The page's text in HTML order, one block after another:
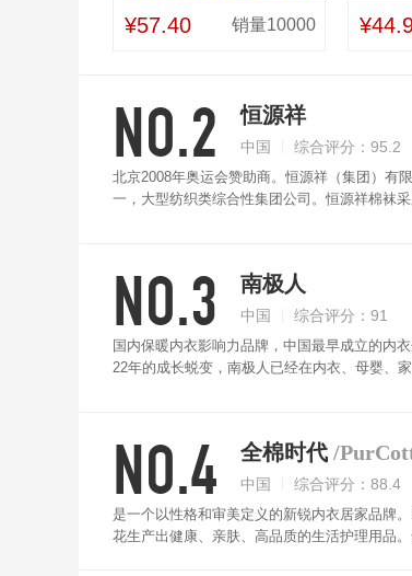
¥57.40 销量10000
NO.2 恒源祥
中国 综合评分：95.2
北京2008年奥运会赞助商。恒源祥（集团）有
一，大型纺织类综合性集团公司。恒源祥棉袜
NO.3 南极人
中国 综合评分：91
国内保暖内衣影响力品牌，中国最早成立的内
22年的成长蜕变，南极人已经在内衣、母婴、
NO.4 全棉时代 /
中国 综合评分：88.4
是一个以性格和审美定义的新锐内衣居家品牌
花生产出健康、亲肤、高品质的生活护理用品